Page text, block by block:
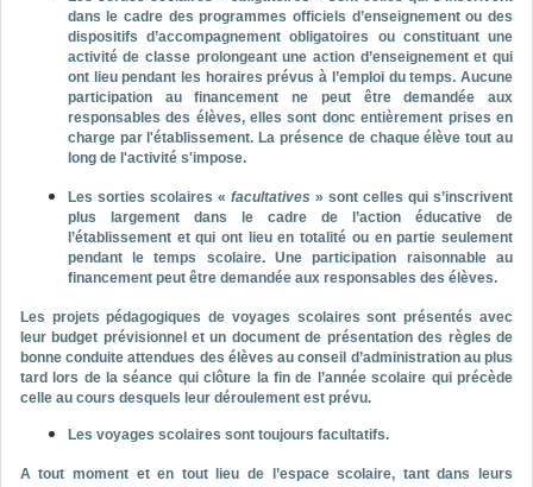
dans le cadre des programmes officiels d’enseignement ou des
dispositifs d’accompagnement obligatoires ou constituant une
activité de classe prolongeant une action d’enseignement et qui
ont lieu pendant les horaires prévus à l’emploi du temps. Aucune
participation au financement ne peut être demandée aux
responsables des élèves, elles sont donc entièrement prises en
charge par l'établissement. La présence de chaque élève tout au
long de l'activité s'impose.
Les sorties scolaires « facultatives » sont celles qui s’inscrivent
plus largement dans le cadre de l’action éducative de
l’établissement et qui ont lieu en totalité ou en partie seulement
pendant le temps scolaire. Une participation raisonnable au
financement peut être demandée aux responsables des élèves.
Les projets pédagogiques de voyages scolaires sont présentés avec
leur budget prévisionnel et un document de présentation des règles de
bonne conduite attendues des élèves au conseil d’administration au plus
tard lors de la séance qui clôture la fin de l’année scolaire qui précède
celle au cours desquels leur déroulement est prévu.
Les voyages scolaires sont toujours facultatifs.
A tout moment et en tout lieu de l’espace scolaire, tant dans leurs